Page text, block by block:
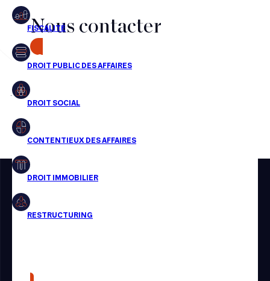
Financement
Fiscalité
Droit public des affaires
Droit social
Droit immobilier
Restructuring
Presse
actualités du cabinet,
nos récompenses et nos
transactions, jour après
jour
Aucun résultats pour cette recherche
Nous contacter